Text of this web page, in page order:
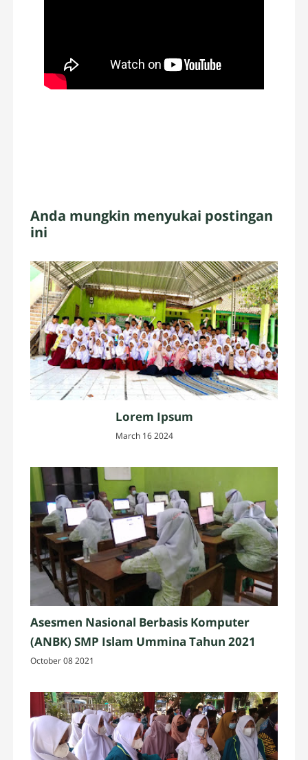
Anda mungkin menyukai postingan
ini
Lorem Ipsum
March 16 2024
Asesmen Nasional Berbasis Komputer
(ANBK) SMP Islam Ummina Tahun 2021
October 08 2021